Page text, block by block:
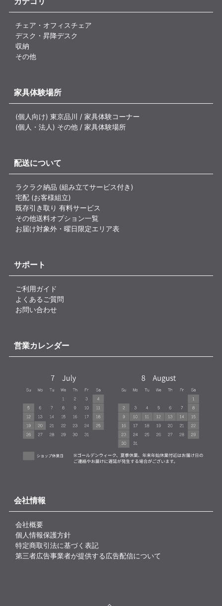
チェア・オフィスチェア
デスク・昇降デスク
収納
その他
家具体験場所
(個人向け) 東京品川 / 家具体験コーナー
(個人・法人) その他 / 家具体験場所
配送について
ラクラク納品 (組み立てサービス付き)
宅配 (お客様組立)
既存引き取り 有料サービス
その他送料オプション一覧
お届け対象外・曜日限定エリア表
サポート
ご利用ガイド
よくあるご質問
お問い合わせ
営業カレンダー
会社情報
会社概要
個人情報保護方針
特定商取引法に基づく表記
第三者広告事業者が提供する広告配信について